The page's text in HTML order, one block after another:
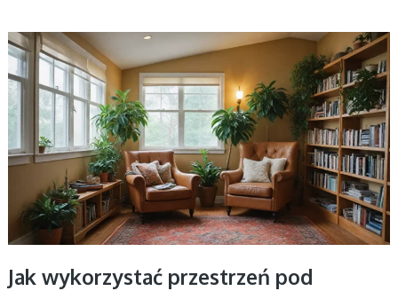
Jak wykorzystać przestrzeń pod